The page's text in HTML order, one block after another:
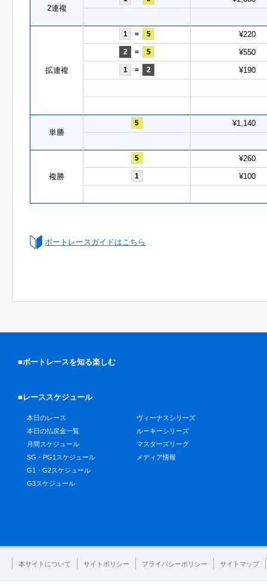
2連複
拡連複
1 = 5 ¥220
2 = 5 ¥550
1 = 2 ¥190
単勝
5 ¥1,140
複勝
5 ¥260
1 ¥100
ボートレースガイドはこちら
■ボートレースを知る楽しむ
■レーススケジュール
本日のレース
本日の払戻金一覧
月間スケジュール
SG・PG1スケジュール
G1・G2スケジュール
G3スケジュール
ヴィーナスシリーズ
ルーキーシリーズ
マスターズリーグ
メディア情報
本サイトについて サイトポリシー プライバシーポリシー サイトマップ